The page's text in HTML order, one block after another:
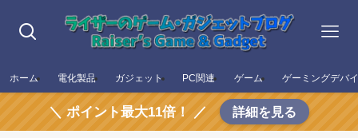
ホーム 電化製品 ガジェット PC関連 ゲーム ゲーミングデバ
＼ ポイント最大11倍！ ／ 詳細を見る